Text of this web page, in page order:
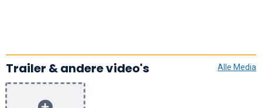
Trailer & andere video's Alle Media